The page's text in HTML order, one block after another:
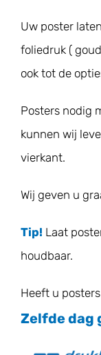
Uw poster
foliedruk (
ook tot de
Posters nodig
kunnen wij
vierkant.
Wij geven u
Tip! Laat
houdbaar.
Heeft u
Zelfde dag